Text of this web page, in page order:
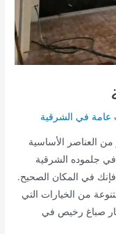
عامة في الشرقية
من العناصر الأساسية
جلموده الشرقية
في المكان الصحيح.
من الخيارات التي
صباغ رخيص في